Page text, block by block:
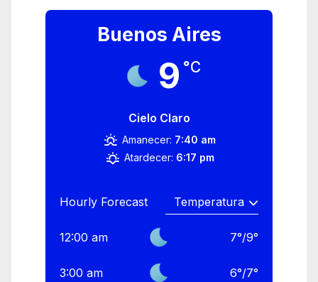
Buenos Aires
9 °C
Cielo Claro
Amanecer: 7:40 am
Atardecer: 6:17 pm
Hourly Forecast
12:00 am 7°/9°
3:00 am 6°/7°